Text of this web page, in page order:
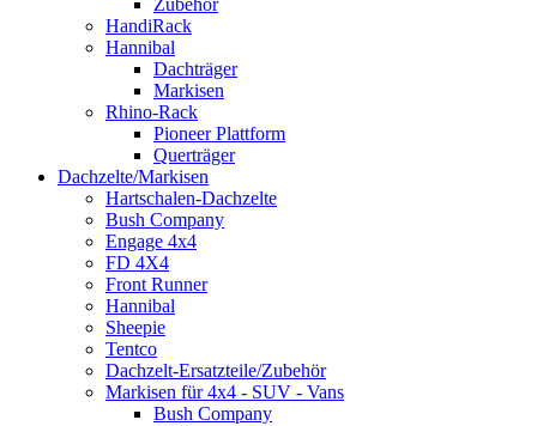
Zubehör
HandiRack
Hannibal
Dachträger
Markisen
Rhino-Rack
Pioneer Plattform
Querträger
Dachzelte/Markisen
Hartschalen-Dachzelte
Bush Company
Engage 4x4
FD 4X4
Front Runner
Hannibal
Sheepie
Tentco
Dachzelt-Ersatzteile/Zubehör
Markisen für 4x4 - SUV - Vans
Bush Company